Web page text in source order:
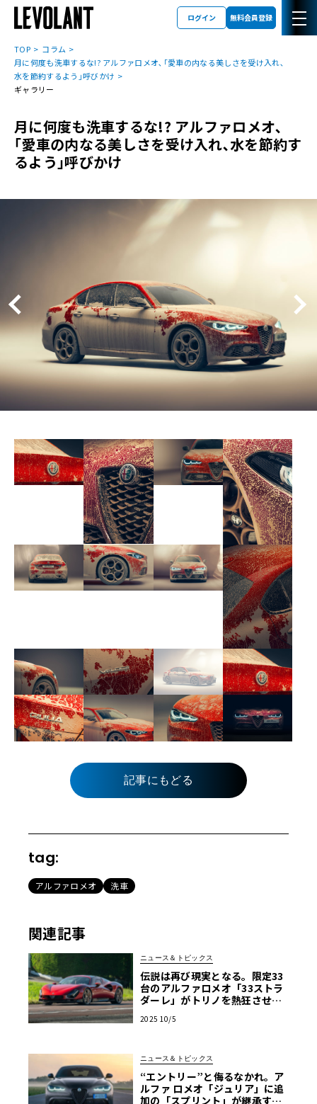
ログイン 無料会員登録
TOP
コラム
月に何度も洗車するな!? アルファロメオ､｢愛車の内なる美しさを受け入れ､
水を節約するよう｣呼びかけ
ギャラリー
月に何度も洗車するな!? アルファロメオ､
｢愛車の内なる美しさを受け入れ､水を節約す
るよう｣呼びかけ
記事にもどる
tag:
アルファロメオ 洗車
関連記事
ニュース＆トピックス
伝説は再び現実となる。限定33
台のアルファロメオ「33ストラ
ダーレ」がトリノを熱狂させた3
2025 10/5
ニュース＆トピックス
“エントリー”と侮るなかれ。ア
ルファ ロメオ「ジュリア」に追
加の「スプリント」が継承する